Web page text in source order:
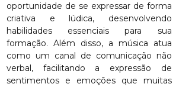
oportunidade de se expressar de forma
criativa e lúdica, desenvolvendo
habilidades essenciais para sua
formação. Além disso, a música atua
como um canal de comunicação não
verbal, facilitando a expressão de
sentimentos e emoções que muitas